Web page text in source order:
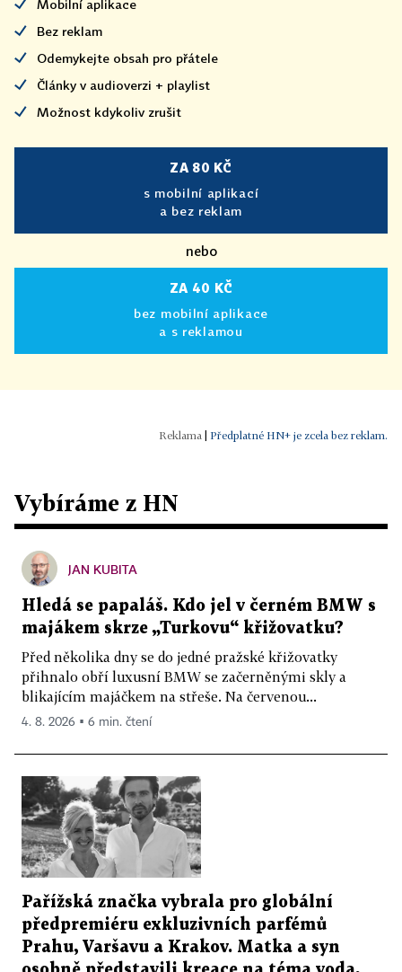
Mobilní aplikace
Bez reklam
Odemykejte obsah pro přátele
Články v audioverzi + playlist
Možnost kdykoliv zrušit
ZA 80 KČ
s mobilní aplikací
a bez reklam
nebo
ZA 40 KČ
bez mobilní aplikace
a s reklamou
Předplatné HN+ je zcela bez reklam.
Vybíráme z HN
JAN KUBITA
Hledá se papaláš. Kdo jel v černém BMW s
majákem skrze „Turkovu“ křižovatku?
Před několika dny se do jedné pražské křižovatky
přihnalo obří luxusní BMW se začerněnými skly a
blikajícím majáčkem na střeše. Na červenou...
4. 8. 2026 ▪ 6 min. čtení
Pařížská značka vybrala pro globální
předpremiéru exkluzivních parfémů
Prahu, Varšavu a Krakov. Matka a syn